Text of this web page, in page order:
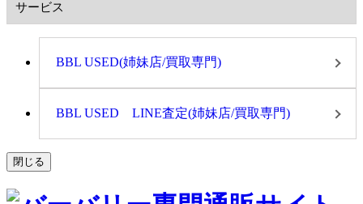
サービス
BBL USED(姉妹店/買取専門)
BBL USED LINE査定(姉妹店/買取専門)
閉じる